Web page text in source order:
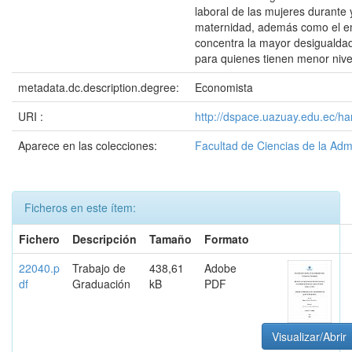
laboral de las mujeres durante
maternidad, además como el
concentra la mayor
para quienes tienen menor
metadata.dc.description.degree:
Economista
URI :
http://dspace.uazuay.edu.ec/
Aparece en las colecciones:
Facultad de Ciencias de la
Ficheros en este ítem:
Fichero
Descripción Tamaño
Formato
22040.p
df
Trabajo de
Graduación
438,61
kB
Adobe
PDF
Visualizar/Abrir